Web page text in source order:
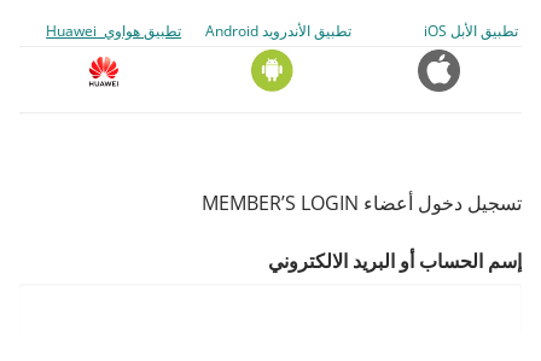
تطبيق الأبل iOS تطبيق الأندرويد Android تطبيق هواوي Huawei
تسجيل دخول أعضاء MEMBER’S LOGIN
إسم الحساب أو البريد الالكتروني